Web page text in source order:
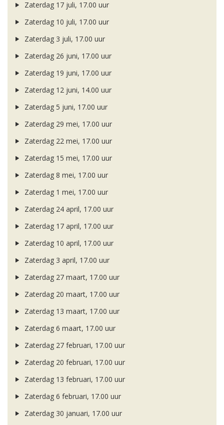
Zaterdag 17 juli, 17.00 uur
Zaterdag 10 juli, 17.00 uur
Zaterdag 3 juli, 17.00 uur
Zaterdag 26 juni, 17.00 uur
Zaterdag 19 juni, 17.00 uur
Zaterdag 12 juni, 14.00 uur
Zaterdag 5 juni, 17.00 uur
Zaterdag 29 mei, 17.00 uur
Zaterdag 22 mei, 17.00 uur
Zaterdag 15 mei, 17.00 uur
Zaterdag 8 mei, 17.00 uur
Zaterdag 1 mei, 17.00 uur
Zaterdag 24 april, 17.00 uur
Zaterdag 17 april, 17.00 uur
Zaterdag 10 april, 17.00 uur
Zaterdag 3 april, 17.00 uur
Zaterdag 27 maart, 17.00 uur
Zaterdag 20 maart, 17.00 uur
Zaterdag 13 maart, 17.00 uur
Zaterdag 6 maart, 17.00 uur
Zaterdag 27 februari, 17.00 uur
Zaterdag 20 februari, 17.00 uur
Zaterdag 13 februari, 17.00 uur
Zaterdag 6 februari, 17.00 uur
Zaterdag 30 januari, 17.00 uur